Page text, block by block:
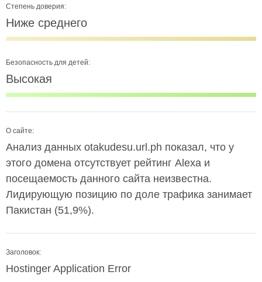
Степень доверия:
Ниже среднего
Безопасность для детей:
Высокая
О сайте:
Анализ данных otakudesu.url.ph показал, что у
этого домена отсутствует рейтинг Alexa и
посещаемость данного сайта неизвестна.
Лидирующую позицию по доле трафика занимает
Пакистан (51,9%).
Заголовок:
Hostinger Application Error